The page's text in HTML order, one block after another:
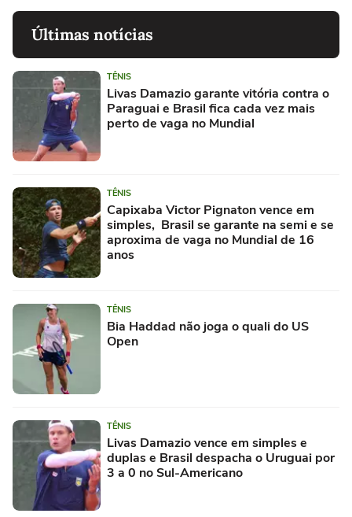
Últimas notícias
TÊNIS
Livas Damazio garante vitória contra o
Paraguai e Brasil fica cada vez mais
perto de vaga no Mundial
TÊNIS
Capixaba Victor Pignaton vence em
simples, Brasil se garante na semi e se
aproxima de vaga no Mundial de 16
anos
TÊNIS
Bia Haddad não joga o quali do US
Open
TÊNIS
Livas Damazio vence em simples e
duplas e Brasil despacha o Uruguai por
3 a 0 no Sul-Americano